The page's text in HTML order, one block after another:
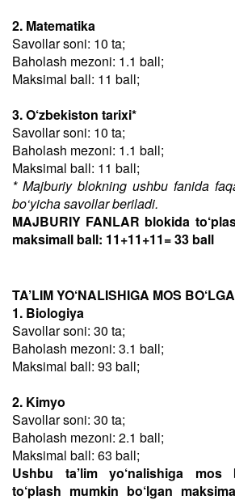
2. Matematika
Savollar soni: 10 ta;
Baholash mezoni: 1.1 ball;
Maksimal ball: 11 ball;
3. O‘zbekiston tarixi*
Savollar soni: 10 ta;
Baholash mezoni: 1.1 ball;
Maksimal ball: 11 ball;
* Majburiy blokning ushbu fanida
bo‘yicha savollar beriladi.
MAJBURIY FANLAR blokida
maksimall ball: 11+11+11= 33 ball
TA’LIM YO‘NALISHIGA MOS
1. Biologiya
Savollar soni: 30 ta;
Baholash mezoni: 3.1 ball;
Maksimal ball: 93 ball;
2. Kimyo
Savollar soni: 30 ta;
Baholash mezoni: 2.1 ball;
Maksimal ball: 63 ball;
Ushbu ta’lim yo‘nalishiga mos
to‘plash mumkin bo‘lgan